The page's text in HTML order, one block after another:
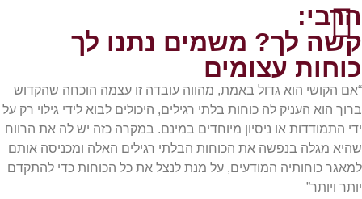
הרבי:
קשה לך? משמים נתנו לך
כוחות עצומים
“אם הקושי הוא גדול באמת, מהווה עובדה זו עצמה הוכחה שהקדוש
ברוך הוא העניק לה כוחות בלתי רגילים, היכולים לבוא לידי גילוי רק על
ידי התמודדות או ניסיון מיוחדים במינם. במקרה כזה יש לה את הרווח
שהיא מגלה בנפשה את הכוחות הבלתי רגילים האלה ומכניסה אותם
למאגר כוחותיה המודעים, על מנת לנצל את כל הכוחות כדי להתקדם
יותר ויותר”